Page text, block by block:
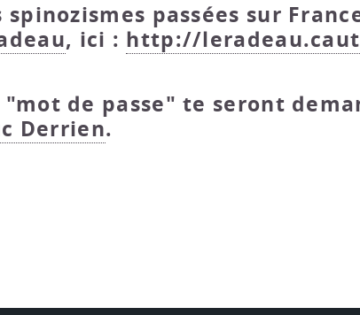
spinozismes passées sur
, ici : http://
de passe" te seront
Derrien.